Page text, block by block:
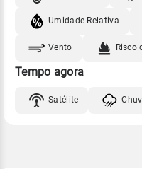
Umidade Relativa
Vento Risco
Tempo agora
Satélite